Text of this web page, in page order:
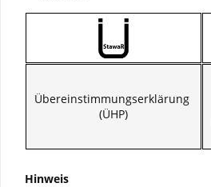
Übereinstimmungserklärung
(ÜHP)
Hinweis